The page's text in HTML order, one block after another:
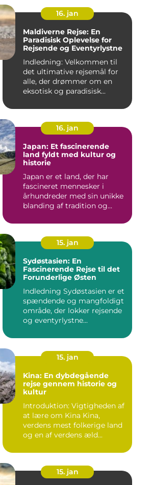
16. jan
Maldiverne Rejse: En
Paradisisk Oplevelse for
Rejsende og Eventyrlystne
Indledning: Velkommen til
det ultimative rejsemål for
alle, der drømmer om en
eksotisk og paradisisk...
16. jan
Japan: Et fascinerende
land fyldt med kultur og
historie
Japan er et land, der har
fascineret mennesker i
århundreder med sin unikke
blanding af tradition og...
15. jan
Sydøstasien: En
Fascinerende Rejse til det
Forunderlige Østen
Indledning Sydøstasien er et
spændende og mangfoldigt
område, der lokker rejsende
og eventyrlystne...
15. jan
Kina: En dybdegående
rejse gennem historie og
kultur
Introduktion: Vigtigheden af
at lære om Kina Kina,
verdens mest folkerige land
og en af verdens æld...
15. jan